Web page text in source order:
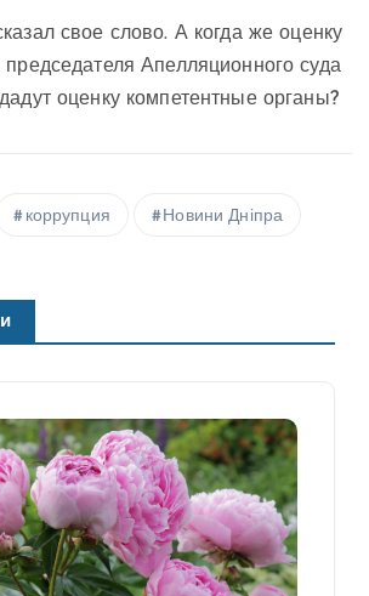
свое слово. А когда же оценку
Апелляционного суда
оценку компетентные органы?
коррупция Новини Дніпра